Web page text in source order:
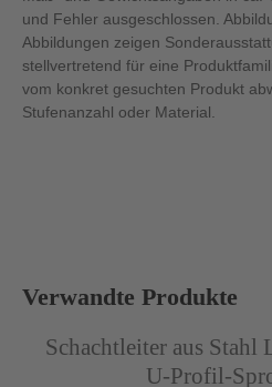
und Fehler ausgeschlossen.
Abbildungen zeigen
stellvertretend für eine
vom konkret gesuchten Produkt
Stufenanzahl oder Material.
Produktgalerie überspringen
Verwandte Produkte
Schachtleiter aus Stahl
U-Profil-